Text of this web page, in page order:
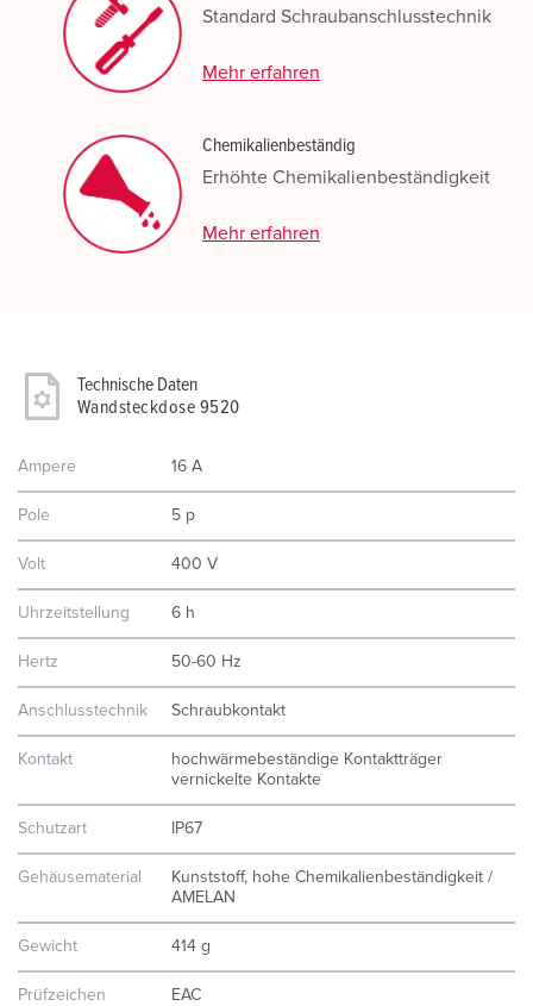
Standard Schraubanschlusstechnik
Mehr erfahren
Chemikalienbeständig
Erhöhte Chemikalienbeständigkeit
Mehr erfahren
Technische Daten
Wandsteckdose 9520
Ampere 16 A
Pole 5 p
Volt 400 V
Uhrzeitstellung 6 h
Hertz 50-60 Hz
Anschlusstechnik Schraubkontakt
Kontakt
hochwärmebeständige Kontaktträger
vernickelte Kontakte
Schutzart IP67
Gehäusematerial
Kunststoff, hohe Chemikalienbeständigkeit /
AMELAN
Gewicht 414 g
Prüfzeichen
EAC